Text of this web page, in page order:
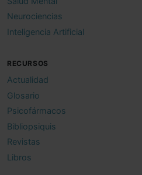
Neurociencias
Inteligencia Artificial
RECURSOS
Actualidad
Glosario
Psicofármacos
Bibliopsiquis
Revistas
Libros